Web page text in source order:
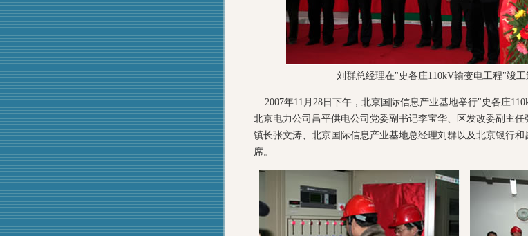
刘群总经理在"史各庄110kV输变电工程"竣
2007年11月28日下午，北京国际信息产业基地举行"史各庄
北京电力公司昌平供电公司党委副书记李宝华、区发改委副主
镇长张文涛、北京国际信息产业基地总经理刘群以及北京银行
席。